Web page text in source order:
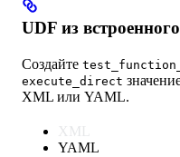
UDF из
Создайте
execute_direct
XML или YAML.
XML
YAML